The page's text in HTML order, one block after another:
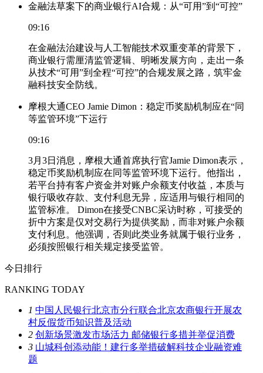
金融法草案下的商业银行AI合规：从“可用”到“可控”
09:16
在金融法治建设与人工智能技术双重变革的背景下，
商业银行需厘清监管逻辑、明晰发展方向，走出一条
从技术“可用”到全程“可控”的合规发展之路，筑牢金
融科技安全防线。
摩根大通CEO Jamie Dimon：稳定币奖励机制应在“同
等监管环境”下运行
09:16
3月3日消息，摩根大通首席执行官Jamie Dimon表示，
稳定币奖励机制应在同等监管环境下运行。他指出，
若平台持有客户资金并对账户余额支付收益，本质与
银行吸收存款、支付利息无异，应适用与银行相同的
监管标准。 Dimon在接受CNBC采访时称，可接受的
折中方案是仅对交易行为提供奖励，而非对账户余额
支付利息。他强调，否则此类业务就属于银行业务，
必须按照银行相关规定接受监管。
今日排行
RANKING TODAY
1 中国人民银行北京市分行联合北京农商银行开展农
村反假货币知识普及活动
2 创新场景激发市场活力 邮储银行多措并举促消费
3 山城科创添动能！建行多举措破解科技企业融资难
题